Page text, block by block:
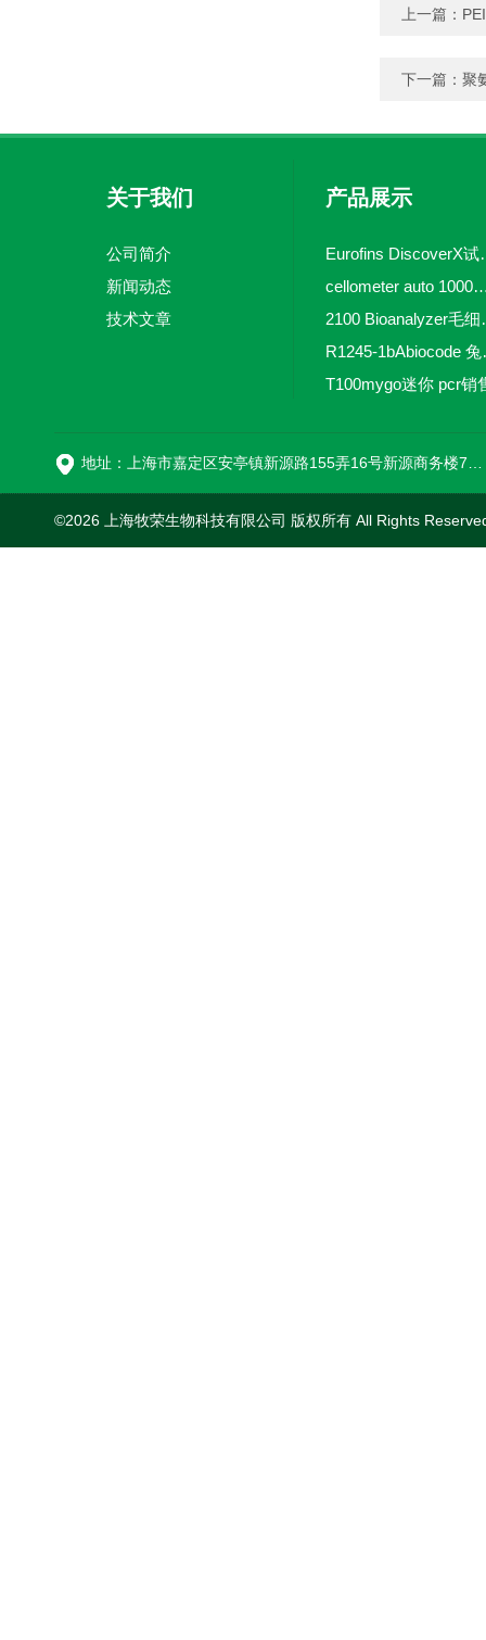
上一篇：
下一篇： 聚
关于我们
公司简介
新闻动态
技术文章
产品展示
cellometer auto 1000全自
2100
T100mygo迷你 pcr销
©2026 上海牧荣生物科技有限公司 版权所有 All Rights